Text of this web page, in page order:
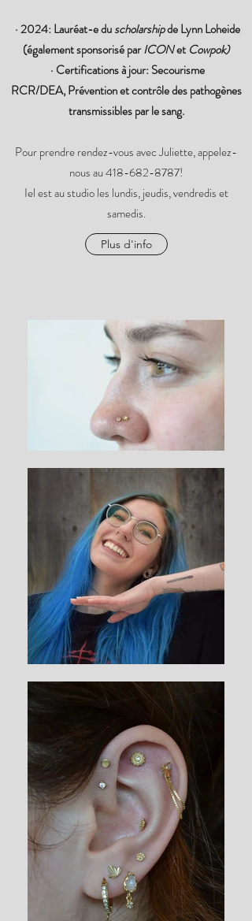
· 2024: Lauréat-e duscholarshipde Lynn Loheide
(également sponsorisé parICONet Cowpok)
· Certifications à jour: Secourisme
RCR/DEA, Prévention et contrôle des pathogènes
transmissibles par le sang.
Pour prendre rendez-vous avec Juliette, appelez-
nous au418-682-8787!
Iel est au studio les lundis, jeudis, vendredis et
samedis.
Plus d'info